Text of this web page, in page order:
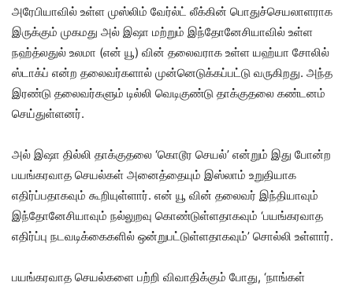
அரேபியாவில் உள்ள முஸ்லிம் வேர்ல்ட் லீக்கின் பொதுச்செயலாளராக
இருக்கும் முகமது அல் இஷா மற்றும் இந்தோனேசியாவில் உள்ள
நஹ்த்லதுல் உலமா (என் யூ) வின் தலைவராக உள்ள யஹ்யா சோலில்
ஸ்டாக்ப் என்ற தலைவர்களால் முன்னெடுக்கப்பட்டு வருகிறது. அந்த
இரண்டு தலைவர்களும் டில்லி வெடிகுண்டு தாக்குதலை கண்டனம்
செய்துள்ளனர்.
அல் இஷா தில்லி தாக்குதலை ‘கொடூர செயல்’ என்றும் இது போன்ற
பயங்கரவாத செயல்கள் அனைத்தையும் இஸ்லாம் உறுதியாக
எதிர்ப்பதாகவும் கூறியுள்ளார். என் யூ வின் தலைவர் இந்தியாவும்
இந்தோனேசியாவும் நல்லுறவு கொண்டுள்ளதாகவும் ‘பயங்கரவாத
எதிர்ப்பு நடவடிக்கைகளில் ஒன்றுபட்டுள்ளதாகவும்’ சொல்லி உள்ளார்.
பயங்கரவாத செயல்களை பற்றி விவாதிக்கும் போது, ‘நாங்கள்